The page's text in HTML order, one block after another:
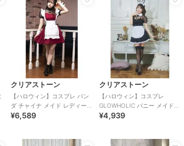
クリアストーン
【ハロウィン】コスプレ パン
ダ チャイナ メイド レディース
レッド
¥6,589
クリアストーン
【ハロウィン】コスプレ
GLOWHOLIC バニー メイド
レディース ブラック
¥4,939